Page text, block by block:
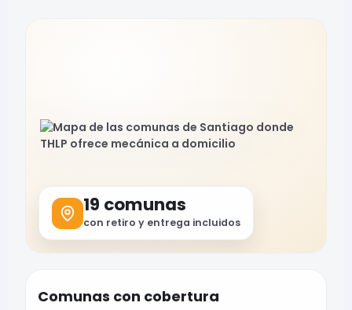
19 comunas
con retiro y entrega incluidos
Comunas con cobertura